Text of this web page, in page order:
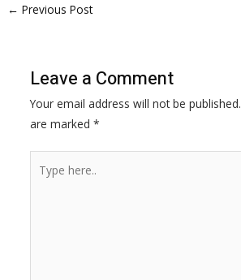
e
o
k
s
g
e
p
p
n
k
← Previous Post
Leave a Comment
Your email address will not be published.
are marked *
here..